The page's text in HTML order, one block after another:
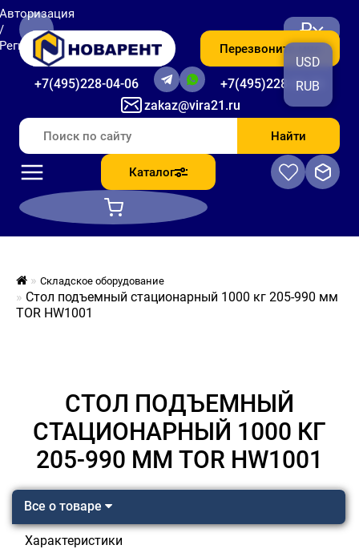
zakaz@vira21.ru
+7(495)228-04-06 +7(495)228-06-56
Перезвоните мне
₽
USD
RUB
Найти
Каталог
Складское оборудование
Стол подъемный стационарный 1000 кг 205-990 мм
TOR HW1001
СТОЛ ПОДЪЕМНЫЙ
СТАЦИОНАРНЫЙ 1000 КГ
205-990 ММ TOR HW1001
Все о товаре
Характеристики